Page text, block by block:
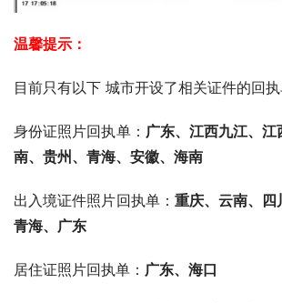
温馨提示：
目前只有以下 城市开设了相关证件的回
身份证照片回执单： 广东、 江西九江、江
南、贵州、青海、安徽、海南
出入境证件照片回执单： 重庆、云南、四
青海、广东
居住证照片回执单： 广东、海口